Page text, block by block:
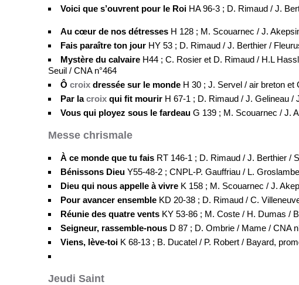
Voici que s’ouvrent pour le Roi HA 96-3 ; D. Rimaud / J.
Au cœur de nos détresses H 128 ; M. Scouarnec / J.
Fais paraître ton jour HY 53 ; D. Rimaud / J. Berthier /
Mystère du calvaire H44 ; C. Rosier et D. Rimaud / H.L
Seuil / CNA n°464
Ô croix dressée sur le monde H 30 ; J. Servel / air breton et
Par lacroix qui fit mourir H 67-1 ; D. Rimaud / J. Gelineau /
Vous qui ployez sous le fardeau G 139 ; M. Scouarnec / J.
Messe chrismale
À ce monde que tu fais RT 146-1 ; D. Rimaud / J. Berthier /
Bénissons Dieu Y55-48-2 ; CNPL-P. Gauffriau / L.
Dieu qui nous appelle à vivre K 158 ; M. Scouarnec / J.
Pour avancer ensemble KD 20-38 ; D. Rimaud / C.
Réunie des quatre vents KY 53-86 ; M. Coste / H. Dumas /
Seigneur, rassemble-nous D 87 ; D. Ombrie / Mame / CNA
Viens, lève-toi K 68-13 ; B. Ducatel / P. Robert / Bayard,
Jeudi Saint